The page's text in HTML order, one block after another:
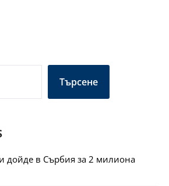
Търсене
дойде в Сърбия за 2 милиона